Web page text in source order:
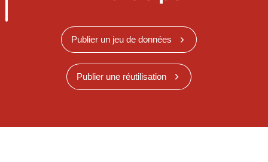
Publier un jeu de données
Publier une réutilisation